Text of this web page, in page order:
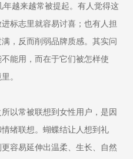
年越来越常被提起。有人觉得这
标志里就容易讨喜；也有人担
，反而削弱品牌质感。其实问
能用，而在于它们被怎样使
。
以常被联想到女性用户，是因
绪联想。蝴蝶结让人想到礼
容易延伸出温柔、生长、自然